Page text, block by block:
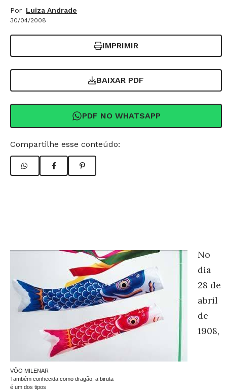
Por Luiza Andrade
30/04/2008
IMPRIMIR
BAIXAR PDF
PDF NO WHATSAPP
Compartilhe esse conteúdo:
VÔO MILENAR
Também conhecida como dragão, a biruta
é um dos tipos
No
dia
28 de
abril
de
1908,